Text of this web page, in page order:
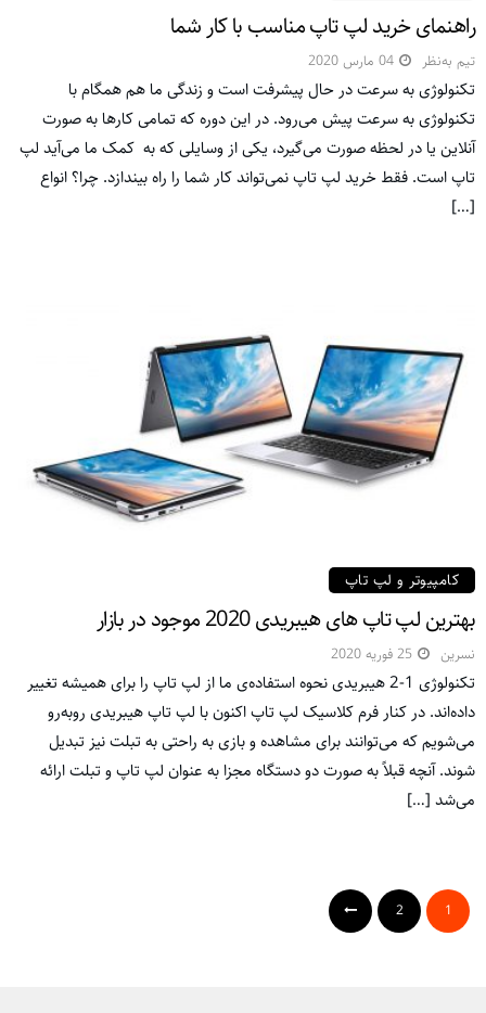
راهنمای خرید لپ تاپ مناسب با کار شما
تیم به‌نظر 04 مارس 2020
تکنولوژی به سرعت در حال پیشرفت است و زندگی ما هم همگام با
تکنولوژی به سرعت پیش می‌رود. در این دوره که تمامی کارها به صورت
آنلاین یا در لحظه صورت می‌گیرد، یکی از وسایلی که به کمک ما می‌آید لپ
تاپ است. فقط خرید لپ تاپ نمی‌تواند کار شما را راه بیندازد. چرا؟ انواع
[…]
کامپیوتر و لپ تاپ
بهترین لپ تاپ های هیبریدی 2020 موجود در بازار
نسرین 25 فوریه 2020
تکنولوژی 1-2 هیبریدی نحوه استفاده‌ی ما از لپ تاپ را برای همیشه تغییر
داده‌اند. در کنار فرم کلاسیک لپ تاپ اکنون با لپ تاپ هیبریدی روبه‌رو
می‌شویم که می‌توانند برای مشاهده و بازی به راحتی به تبلت نیز تبدیل
شوند. آنچه قبلاً به صورت دو دستگاه مجزا به عنوان لپ تاپ و تبلت ارائه
می‌شد […]
1
2